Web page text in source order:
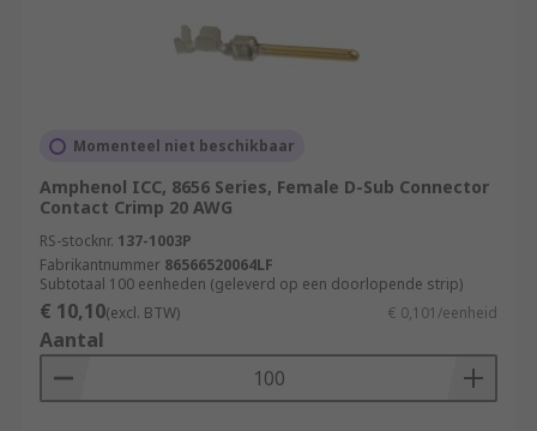
Momenteel niet beschikbaar
Amphenol ICC, 8656 Series, Female D-Sub Connector
Contact Crimp 20 AWG
RS-stocknr. 137-1003P
Fabrikantnummer 86566520064LF
Subtotaal 100 eenheden (geleverd op een doorlopende strip)
€ 10,10(excl. BTW) € 0,101/eenheid
Aantal